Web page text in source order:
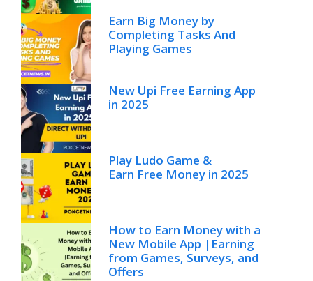
Earn Big Money by
Completing Tasks And
Playing Games
New Upi Free Earning App
in 2025
Play Ludo Game &
Earn Free Money in 2025
How to Earn Money with a
New Mobile App |Earning
from Games, Surveys, and
Offers